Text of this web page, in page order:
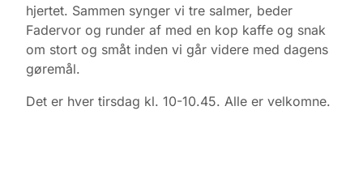
hjertet. Sammen synger vi tre salmer, beder
Fadervor og runder af med en kop kaffe og snak
om stort og småt inden vi går videre med dagens
gøremål.
Det er hver tirsdag kl. 10-10.45. Alle er velkomne.